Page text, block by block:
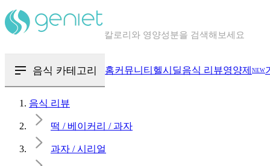
혈당 · 다이어트 음식 검색해보세요
음식 · 영양제 리뷰를 찾아보세요
음식 카테고리 홈커뮤니티 헬시딜음식 리뷰영양제 NEW
음식 리뷰
떡 / 베이커리 / 과자
과자 / 시리얼